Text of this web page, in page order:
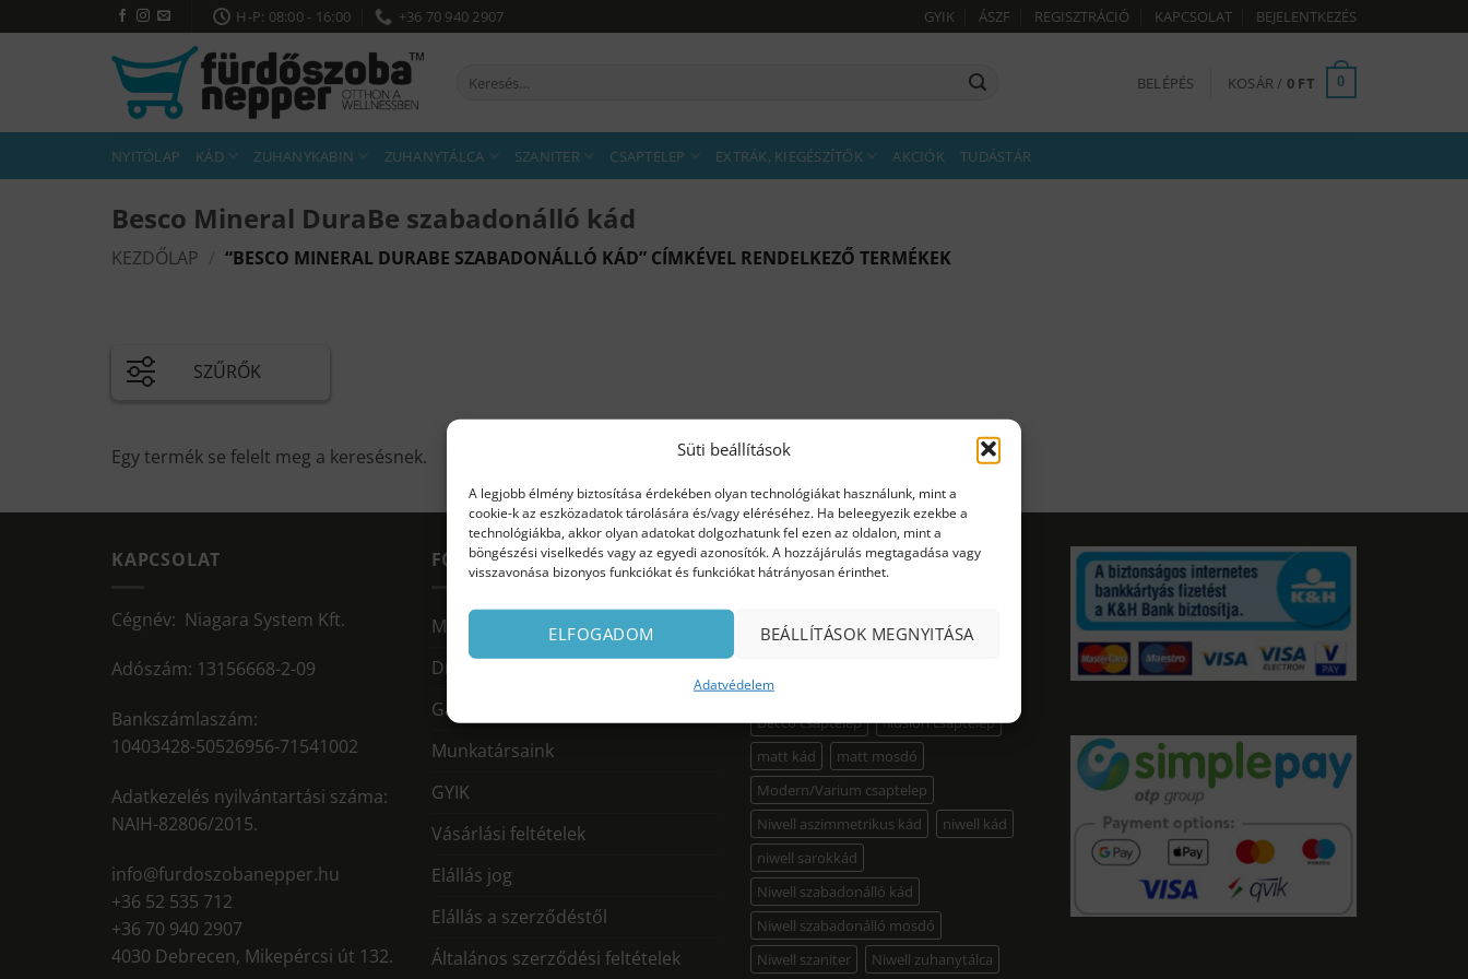
Süti beállítások
A legjobb élmény biztosítása érdekében olyan technológiákat használunk, mint a
cookie-k az eszközadatok tárolására és/vagy eléréséhez. Ha beleegyezik ezekbe a
technológiákba, akkor olyan adatokat dolgozhatunk fel ezen az oldalon, mint a
böngészési viselkedés vagy az egyedi azonosítók. A hozzájárulás megtagadása vagy
visszavonása bizonyos funkciókat és funkciókat hátrányosan érinthet.
ELFOGADOM BEÁLLÍTÁSOK MEGNYITÁSA
Adatvédelem
to
H-P: 08:00 - 16:00 +36 70 940 2907 GYIK ÁSZF REGISZTRÁCIÓ KAPCSOLAT BEJELENTKEZÉS
BELÉPÉS KOSÁR / 0 FT 0
NYITÓLAP KÁD ZUHANYKABIN ZUHANYTÁLCA SZANITER CSAPTELEP EXTRÁK, KIEGÉSZÍTŐK AKCIÓK TUDÁSTÁR
Besco Mineral DuraBe szabadonálló kád
KEZDŐLAP “BESCO MINERAL DURABE SZABADONÁLLÓ KÁD” CÍMKÉVEL RENDELKEZŐ TERMÉKEK
SZŰRŐK
Egy termék se felelt meg a keresésnek.
KAPCSOLAT
Cégnév: Niagara System Kft.
Adószám: 13156668-2-09
Bankszámlaszám:
10403428-50526956-71541002
Adatkezelés nyilvántartási száma:
NAIH-82806/2015.
info@furdoszobanepper.hu
+36 52 535 712
+36 70 940 2907
4030 Debrecen, Mikepércsi út 132.
FONTOS INFORMÁCIÓK
Miért mi?
Díjmentes házhozszállítás
Garancia
Munkatársaink
GYIK
Vásárlási feltételek
Elállás jog
Elállás a szerződéstől
Általános szerződési feltételek
TERMÉK CÍMKÉK
B&W szaniter
Decco csaptelep
Illusion csaptelep
matt kád
matt mosdó
Modern/Varium csaptelep
Niwell aszimmetrikus kád
niwell kád
niwell sarokkád
Niwell szabadonálló kád
Niwell szabadonálló mosdó
Niwell szaniter
Niwell zuhanytálca